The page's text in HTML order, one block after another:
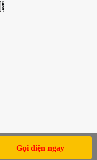
Gọi điện ngay